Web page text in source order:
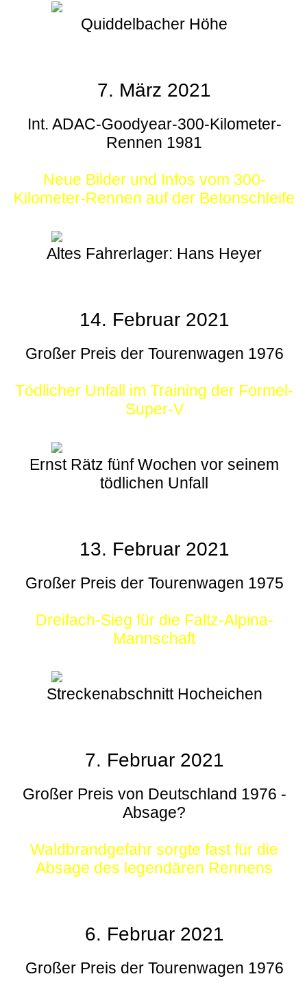
Quiddelbacher Höhe
7. März 2021
Int. ADAC-Goodyear-300-Kilometer-
Rennen 1981
Neue Bilder und Infos vom 300-
Kilometer-Rennen auf der Betonschleife
Altes Fahrerlager: Hans Heyer
14. Februar 2021
Großer Preis der Tourenwagen 1976
Tödlicher Unfall im Training der Formel-
Super-V
Ernst Rätz fünf Wochen vor seinem
tödlichen Unfall
13. Februar 2021
Großer Preis der Tourenwagen 1975
Dreifach-Sieg für die Faltz-Alpina-
Mannschaft
Streckenabschnitt Hocheichen
7. Februar 2021
Großer Preis von Deutschland 1976 -
Absage?
Waldbrandgefahr sorgte fast für die
Absage des legendären Rennens
6. Februar 2021
Großer Preis der Tourenwagen 1976